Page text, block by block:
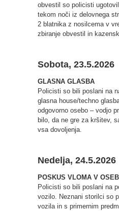
obvestil so policisti
tekom noči iz delovnega
2 blatnika z nosilcema v
zbiranje obvestil in
Sobota, 23.5.2026
GLASNA GLASBA
Policisti so bili poslani na
glasna house/techno
odgovorno osebo – vodjo
bilo, da ne gre za kršitev,
vsa dovoljenja.
Nedelja, 24.5.2026
POSKUS VLOMA V
Policisti so bili poslani na
vozilo. Neznani storilci so
vozila in s primernim